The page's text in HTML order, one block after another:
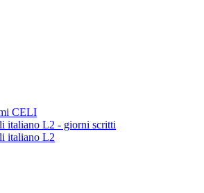
CELI
italiano L2 - giorni scritti
italiano L2